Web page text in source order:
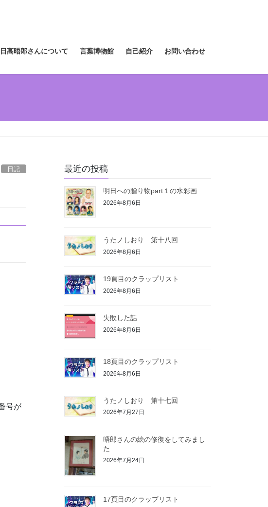
日高晤郎さんについて 言葉博物館 自己紹介 お問い合わせ
日記
号が
最近の投稿
明日への贈り物part１の水彩画
2026年8月6日
うたノしおり 第十八回
2026年8月6日
19頁目のクラップリスト
2026年8月6日
失敗した話
2026年8月6日
18頁目のクラップリスト
2026年8月6日
うたノしおり 第十七回
2026年7月27日
晤郎さんの絵の修復をしてみまし
た
2026年7月24日
17頁目のクラップリスト